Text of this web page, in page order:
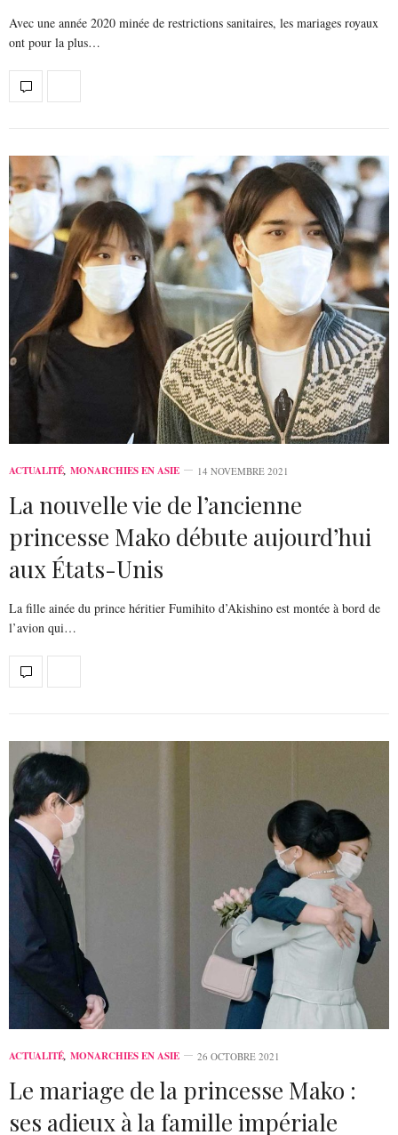
Avec une année 2020 minée de restrictions sanitaires, les mariages royaux
ont pour la plus…
ACTUALITÉ, MONARCHIES EN ASIE 14 NOVEMBRE 2021
La nouvelle vie de l’ancienne
princesse Mako débute aujourd’hui
aux États-Unis
La fille ainée du prince héritier Fumihito d’Akishino est montée à bord de
l’avion qui…
ACTUALITÉ, MONARCHIES EN ASIE 26 OCTOBRE 2021
Le mariage de la princesse Mako :
ses adieux à la famille impériale